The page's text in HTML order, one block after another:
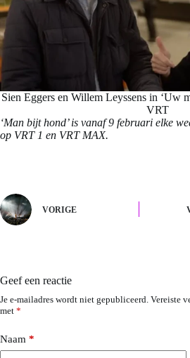
Sien Eggers en Willem Leyssens in ‘Uw
VRT
‘Man bijt hond’ is vanaf 9 februari elke
op VRT 1 en VRT MAX.
VORIGE
Geef een reactie
Je e-mailadres wordt niet gepubliceerd. Vereiste
met *
Naam *